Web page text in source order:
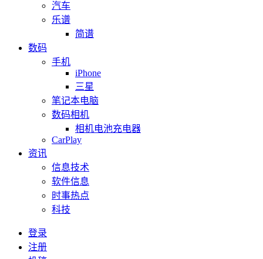
汽车
乐谱
简谱
数码
手机
iPhone
三星
笔记本电脑
数码相机
相机电池充电器
CarPlay
资讯
信息技术
软件信息
时事热点
科技
登录
注册